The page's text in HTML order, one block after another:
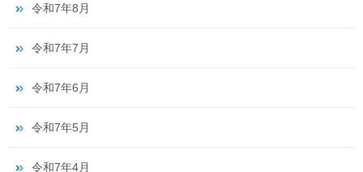
令和7年8月
令和7年7月
令和7年6月
令和7年5月
令和7年4月